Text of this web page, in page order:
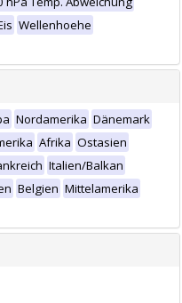
Wellenhoehe
Nordamerika Dänemark
Afrika Ostasien
Italien/Balkan
Belgien Mittelamerika